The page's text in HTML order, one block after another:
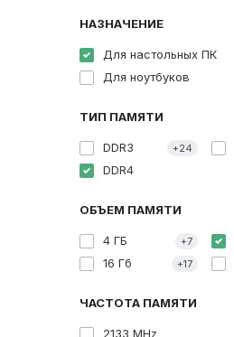
НАЗНАЧЕНИЕ
Для настольных ПК
Для ноутбуков
ТИП ПАМЯТИ
DDR3 +24
DDR4
ОБЪЕМ ПАМЯТИ
4 ГБ +7
16 Гб
+17
ЧАСТОТА ПАМЯТИ
2133 MHz